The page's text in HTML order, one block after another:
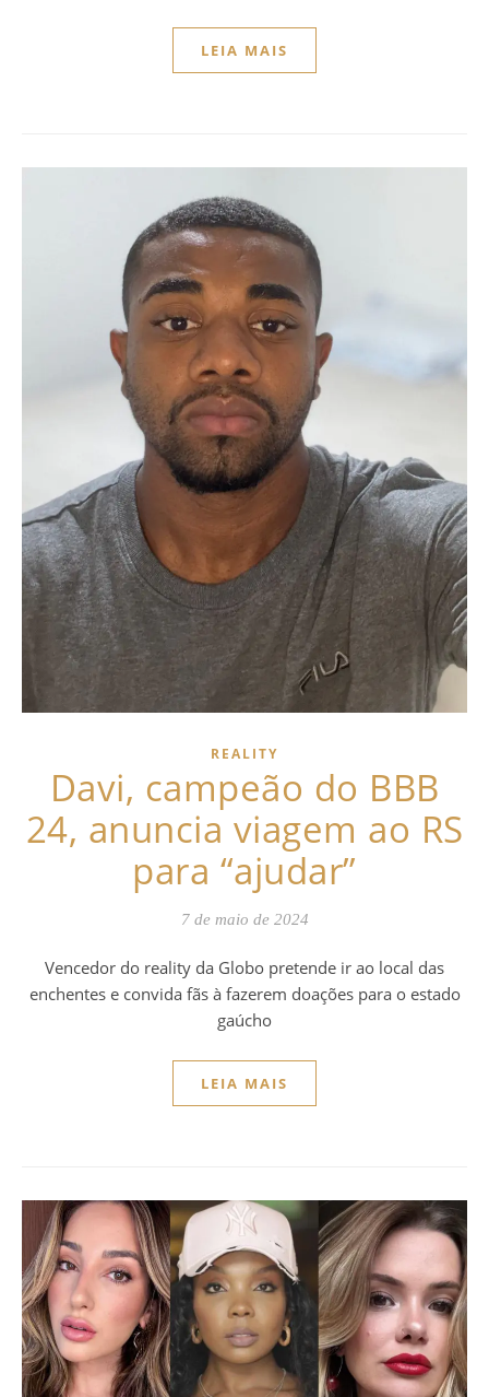
LEIA MAIS
REALITY
Davi, campeão do BBB
24, anuncia viagem ao RS
para “ajudar”
7 de maio de 2024
Vencedor do reality da Globo pretende ir ao local das
enchentes e convida fãs à fazerem doações para o estado
gaúcho
LEIA MAIS